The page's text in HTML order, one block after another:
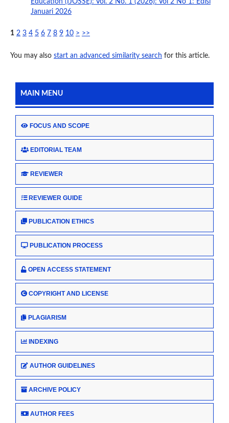
Januari 2026
1 2 3 4 5 6 7 8 9 10 > >>
You may also start an advanced similarity search for this article.
MAIN MENU
FOCUS AND SCOPE
EDITORIAL TEAM
REVIEWER
REVIEWER GUIDE
PUBLICATION ETHICS
PUBLICATION PROCESS
OPEN ACCESS STATEMENT
COPYRIGHT AND LICENSE
PLAGIARISM
INDEXING
AUTHOR GUIDELINES
ARCHIVE POLICY
AUTHOR FEES